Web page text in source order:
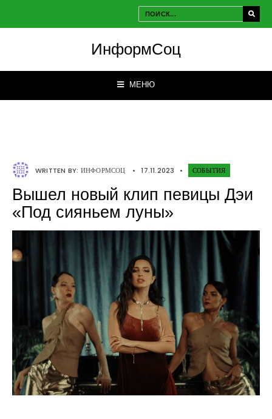
ИнформСоц
МЕНЮ
WRITTEN BY: ИНФОРМСОЦ • 17.11.2023 • СОБЫТИЯ
Вышел новый клип певицы Дэи
«Под сияньем луны»